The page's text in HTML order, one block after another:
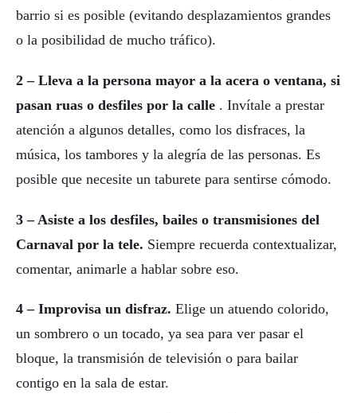
barrio si es posible (evitando desplazamientos grandes
o la posibilidad de mucho tráfico).
2 – Lleva a la persona mayor a la acera o ventana, si
pasan ruas o desfiles por la calle . Invítale a prestar
atención a algunos detalles, como los disfraces, la
música, los tambores y la alegría de las personas. Es
posible que necesite un taburete para sentirse cómodo.
3 – Asiste a los desfiles, bailes o transmisiones del
Carnaval por la tele. Siempre recuerda contextualizar,
comentar, animarle a hablar sobre eso.
4 – Improvisa un disfraz. Elige un atuendo colorido,
un sombrero o un tocado, ya sea para ver pasar el
bloque, la transmisión de televisión o para bailar
contigo en la sala de estar.